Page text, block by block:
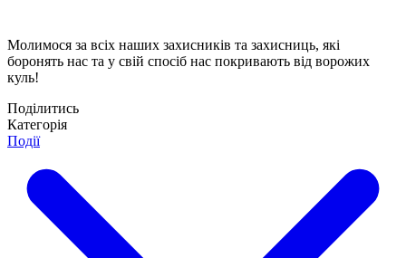
Молимося за всіх наших захисників та захисниць, які
боронять нас та у свій спосіб нас покривають від ворожих
куль!
Поділитись
Категорія
Події